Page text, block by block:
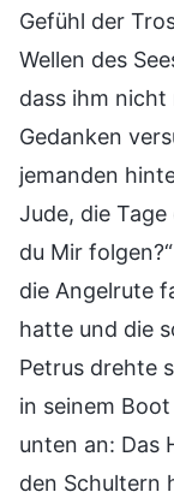
Gefühl der
Wellen des
dass ihm nicht
Gedanken
jemanden
Jude, die
du Mir
die Angelrute
hatte und die
Petrus drehte
in seinem
unten an: Das
den Schultern